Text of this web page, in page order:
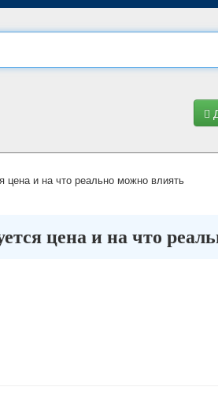
и на что реально можно влиять
цена и на что